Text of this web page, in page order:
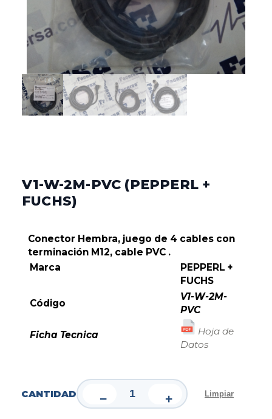
V1-W-2M-PVC (PEPPERL +
FUCHS)
Conector Hembra, juego de 4 cables con
terminación M12, cable PVC .
Marca
PEPPERL +
FUCHS
Código
V1-W-2M-
PVC
Ficha Tecnica
Hoja de
Datos
CANTIDAD − + Limpiar